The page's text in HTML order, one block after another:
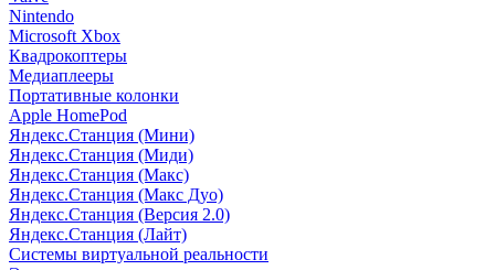
Nintendo
Microsoft Xbox
Квадрокоптеры
Медиаплееры
Портативные колонки
Apple HomePod
Яндекс.Станция (Мини)
Яндекс.Станция (Миди)
Яндекс.Станция (Макс)
Яндекс.Станция (Макс Дуо)
Яндекс.Станция (Версия 2.0)
Яндекс.Станция (Лайт)
Системы виртуальной реальности